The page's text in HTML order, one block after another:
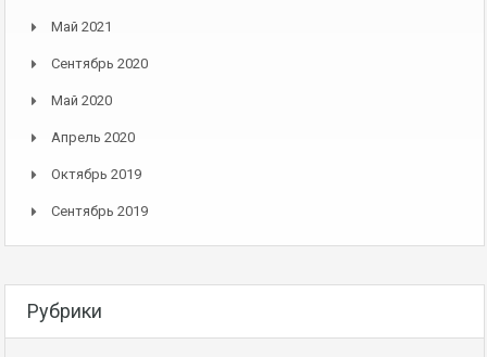
Май 2021
Сентябрь 2020
Май 2020
Апрель 2020
Октябрь 2019
Сентябрь 2019
Рубрики